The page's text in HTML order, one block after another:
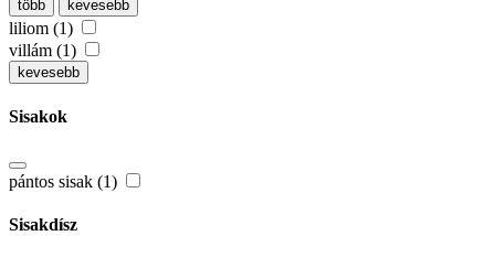
több kevesebb
liliom (1)
villám (1)
kevesebb
Sisakok
pántos sisak (1)
Sisakdísz